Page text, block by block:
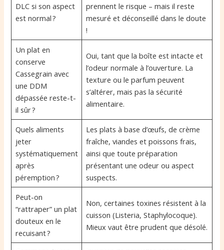
DLC si son aspect
est normal ?
prennent le risque – mais il reste
mesuré et déconseillé dans le doute
!
Un plat en
conserve
Cassegrain avec
une DDM
dépassée reste-t-
il sûr ?
Oui, tant que la boîte est intacte et
l’odeur normale à l’ouverture. La
texture ou le parfum peuvent
s’altérer, mais pas la sécurité
alimentaire.
Quels aliments
jeter
systématiquement
après
péremption ?
Les plats à base d’œufs, de crème
fraîche, viandes et poissons frais,
ainsi que toute préparation
présentant une odeur ou aspect
suspects.
Peut-on
“rattraper” un plat
douteux en le
recuisant ?
Non, certaines toxines résistent à la
cuisson (Listeria, Staphylocoque).
Mieux vaut être prudent que désolé.